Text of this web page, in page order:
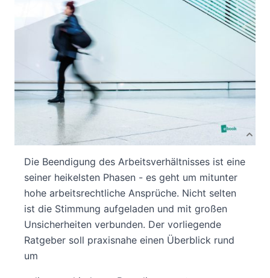
Softcover
ISBN: 978-3-99046-
Bibliografische Daten
Autor:innenbeschreibung
Produktbeschreibung
Die Beendigung des Arbeitsverhältnisses ist eine
seiner heikelsten Phasen - es geht um mitunter
hohe arbeitsrechtliche Ansprüche. Nicht selten
ist die Stimmung aufgeladen und mit großen
Unsicherheiten verbunden. Der vorliegende
Ratgeber soll praxisnahe einen Überblick rund
um